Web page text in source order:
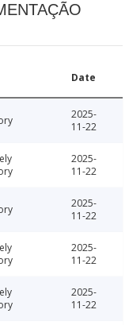
Date
2025-
11-22
2025-
11-22
2025-
11-22
2025-
11-22
2025-
11-22